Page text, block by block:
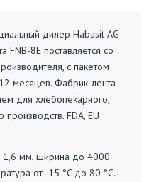
дилер Habasit AG
FNB-8E поставляется со
с пакетом
месяцев. Фабрик-лента
для хлебопекарного,
FDA, EU
1,6 мм, ширина до 4000
от -15 °C до 80 °C.